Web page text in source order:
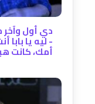
دي أول
- ليه يا بابا
أمك، كانت